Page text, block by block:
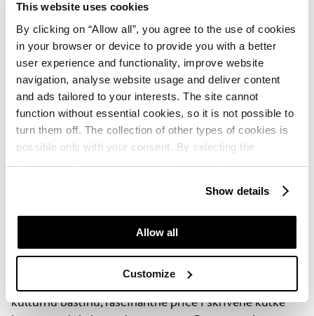
This website uses cookies
By clicking on “Allow all”, you agree to the use of cookies
in your browser or device to provide you with a better
user experience and functionality, improve website
navigation, analyse website usage and deliver content
and ads tailored to your interests. The site cannot
function without essential cookies, so it is not possible to
turn them off. The collection of other types of cookies is
possible only with your consent. By selecting the
“Customise” option, a menu will appear where you can
which purposes we may process your data. You can
manage your “Details” selection in your browser at any
Show details
Allow all
Customize
Na raspolaganju su prostirka za yogu i fitness kit za
samostalno vježbanje u bilo koje doba dana – uz
bazen, na plaži ili u sobi.Rezervacija putem mGUEST
aplikacije.
Otkrijte povijesnu čaroliju grada
Pridružite se jedinstvenom vođenom razgledu
povijesnog centra grada Umaga i otkrijte bogatu
kulturnu baštinu, fascinantne priče i skrivene kutke